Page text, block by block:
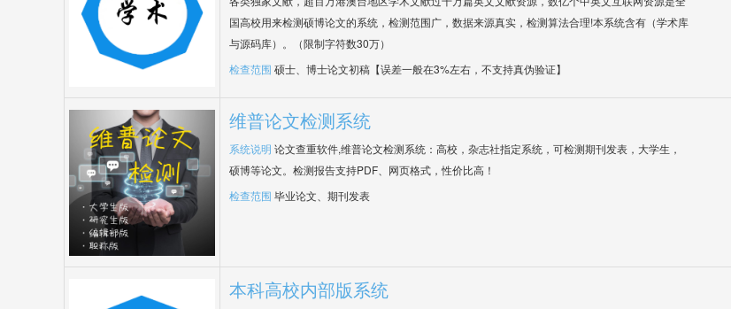
国高校用来检测硕博论文的系统，检测范围广，数据来源真实，检测算法合理!本系统含有（学术库
与源码库）。（限制字符数30万）
检查范围 硕士、博士论文初稿【误差一般在3%左右，不支持真伪验证】
维普论文检测系统
系统说明 论文查重软件,维普论文检测系统：高校，杂志社指定系统，可检测期刊发表，大学生，
硕博等论文。检测报告支持PDF、网页格式，性价比高！
检查范围 毕业论文、期刊发表
本科高校内部版系统